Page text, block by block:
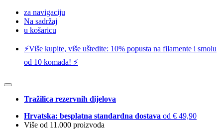
za navigaciju
Na sadržaj
u košaricu
⚡️Više kupite, više uštedite: 10% popusta na filamente i smolu
od 10 komada! ⚡️
Tražilica rezervnih dijelova
Hrvatska: besplatna standardna dostava od € 49,90
Više od 11.000 proizvoda